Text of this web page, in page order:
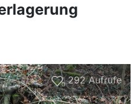
0 292Aufrufe